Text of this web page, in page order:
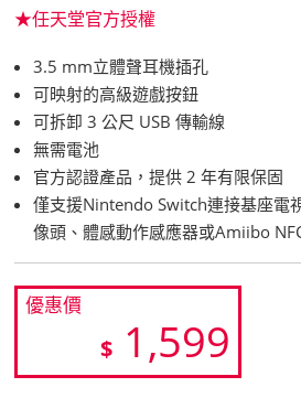
★任天堂官方授權
3.5 mm立體聲耳機插孔
可映射的高級遊戲按鈕
可拆卸 3 公尺 USB 傳輸線
無需電池
官方認證產品，提供 2 年有限保固
僅支援Nintendo Switch連接基座電
像頭、體感動作感應器或Amiibo
優惠價
$1,599